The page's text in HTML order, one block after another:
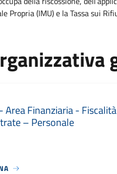
Propria (IMU) e la Tassa sui
Area Finanziaria - Fiscalità
– Personale